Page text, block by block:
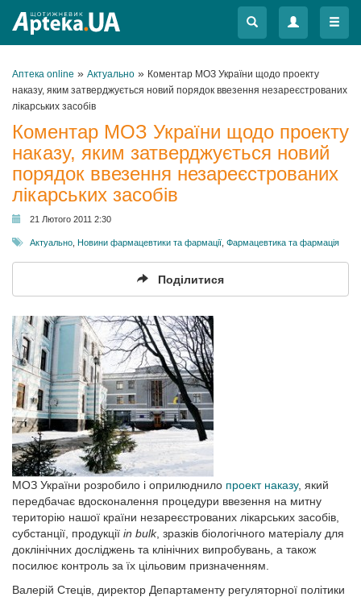
Меню
Меню
Аптека online » Актуально » Коментар МОЗ України щодо проекту
наказу, яким затверджується новий порядок ввезення незареєcтрованих
лікарських засобів
Коментар МОЗ України щодо проекту
наказу, яким затверджується новий
порядок ввезення незареєcтрованих
лікарських засобів
21 Лютого 2011 2:30
Актуально Новини фармацевтики та фармації Фармацевтика та фармація
Поділитися
МОЗ України розробило і оприлюднило проект наказу, який
передбачає вдосконалення процедури ввезення на митну
територію нашої країни незареєстрованих лікарських засобів,
субстанції, продукції in bulk, зразків біологічного матеріалу для
доклінічних досліджень та клінічних випробувань, а також
посилює контроль за їх цільовим призначенням.
Валерій Стеців, директор Департаменту регуляторної політики